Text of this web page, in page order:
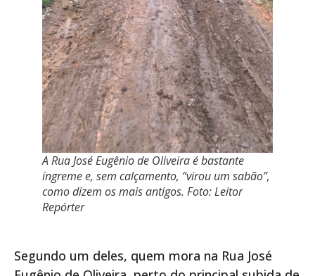
A Rua José Eugênio de Oliveira é bastante
íngreme e, sem calçamento, “virou um sabão”,
como dizem os mais antigos. Foto: Leitor
Repórter
Segundo um deles, quem mora na Rua José